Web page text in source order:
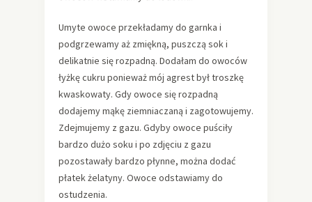
Umyte owoce przekładamy do garnka i
podgrzewamy aż zmiękną, puszczą sok i
delikatnie się rozpadną. Dodałam do owoców
łyżkę cukru ponieważ mój agrest był troszkę
kwaskowaty. Gdy owoce się rozpadną
dodajemy mąkę ziemniaczaną i zagotowujemy.
Zdejmujemy z gazu. Gdyby owoce puściły
bardzo dużo soku i po zdjęciu z gazu
pozostawały bardzo płynne, można dodać
płatek żelatyny. Owoce odstawiamy do
ostudzenia.